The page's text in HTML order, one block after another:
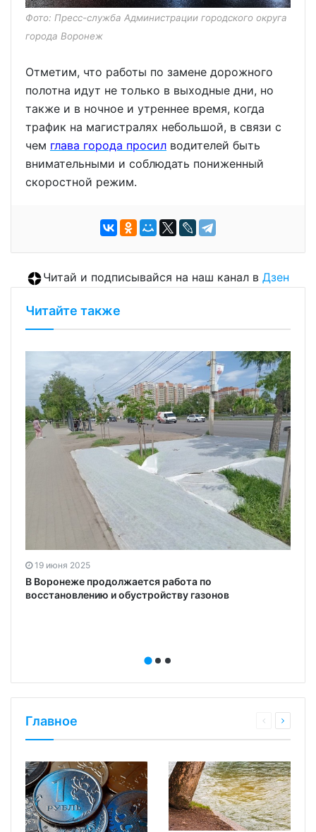
Фото: Пресс-служба Администрации городского округа
города Воронеж
Отметим, что работы по замене дорожного
полотна идут не только в выходные дни, но
также и в ночное и утреннее время, когда
трафик на магистралях небольшой, в связи с
чем глава города просил водителей быть
внимательными и соблюдать пониженный
скоростной режим.
Читай и подписывайся на наш канал в Дзен
Читайте также
19 июня 2025
В Воронеже продолжается работа по
восстановлению и обустройству газонов
Главное